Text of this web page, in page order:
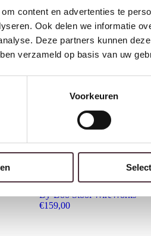
content en advertenties te
Ook delen we informatie
Deze partners kunnen
verzameld op basis van uw
Voorkeuren
By-Boo Stool WireWorks
€159,00